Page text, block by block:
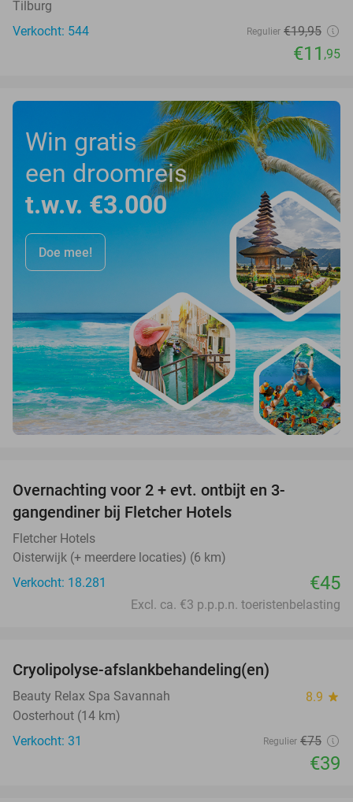
Tilburg
Verkocht: 544
Regulier €19,95
€11 ,95
Win gratis
een droomreis
t.w.v. €3.000
Doe mee!
Overnachting voor 2 + evt. ontbijt en 3-
gangendiner bij Fletcher Hotels
Fletcher Hotels
Oisterwijk (+ meerdere locaties) (6 km)
Verkocht: 18.281
€45
Excl. ca. €3 p.p.p.n. toeristenbelasting
Cryolipolyse-afslankbehandeling(en)
Beauty Relax Spa Savannah 8.9 star
Oosterhout (14 km)
Verkocht: 31
Regulier €75
€39